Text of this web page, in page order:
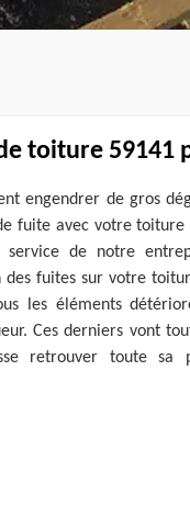
toiture 59141
engendrer de gros
fuite avec votre
de notre
des fuites sur votre
les éléments
Ces derniers vont
retrouver toute sa